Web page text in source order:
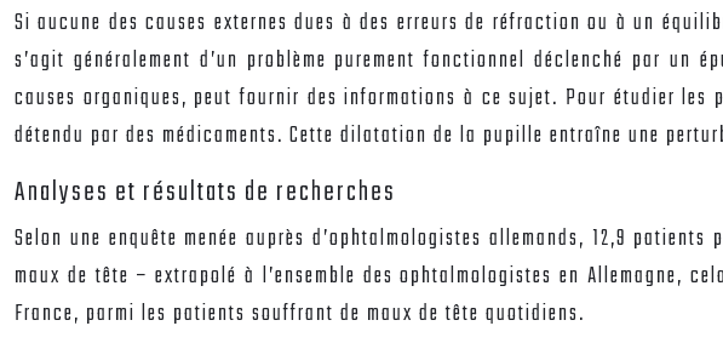
Si aucune des causes externes dues à des erreurs de réfraction ou à un
s’agit généralement d’un problème purement fonctionnel déclenché par
causes organiques, peut fournir des informations à ce sujet. Pour étudier
détendu par des médicaments. Cette dilatation de la pupille entraîne une
Analyses et résultats de recherches
Selon une enquête menée auprès d’ophtalmologistes allemands, 12,9
maux de tête – extrapolé à l’ensemble des ophtalmologistes en Allemagne,
France, parmi les patients souffrant de maux de tête quotidiens.